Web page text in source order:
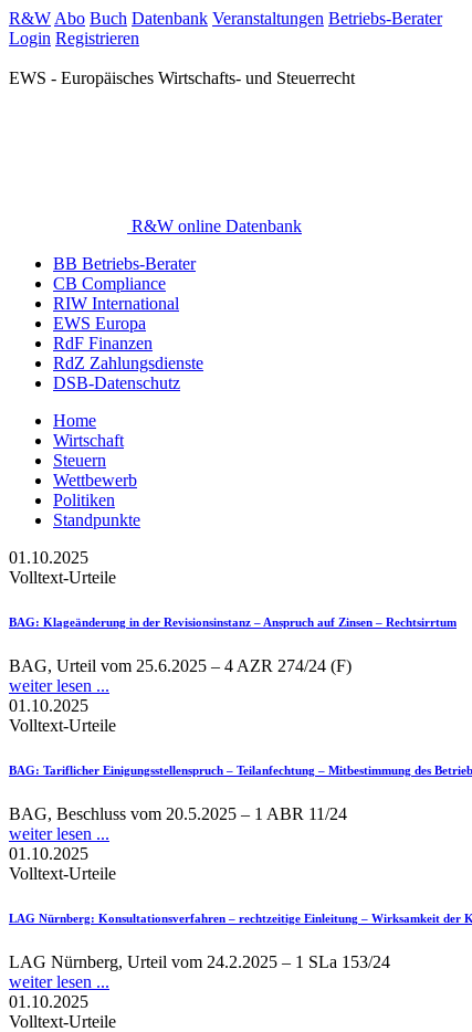
R&W Abo Buch Datenbank Veranstaltungen Betriebs-Berater
Login Registrieren
EWS - Europäisches Wirtschafts- und Steuerrecht
R&W online Datenbank
BB Betriebs-Berater
CB Compliance
RIW International
EWS Europa
RdF Finanzen
RdZ Zahlungsdienste
DSB-Datenschutz
Home
Wirtschaft
Steuern
Wettbewerb
Politiken
Standpunkte
01.10.2025
Volltext-Urteile
BAG: Klageänderung in der Revisionsinstanz – Anspruch auf Zinsen – Rechtsirrtum
BAG, Urteil vom 25.6.2025 – 4 AZR 274/24 (F)
weiter lesen ...
01.10.2025
Volltext-Urteile
BAG: Tariflicher Einigungsstellenspruch – Teilanfechtung – Mitbestimmung des
BAG, Beschluss vom 20.5.2025 – 1 ABR 11/24
weiter lesen ...
01.10.2025
Volltext-Urteile
LAG Nürnberg: Konsultationsverfahren – rechtzeitige Einleitung – Wirksamkeit der
LAG Nürnberg, Urteil vom 24.2.2025 – 1 SLa 153/24
weiter lesen ...
01.10.2025
Volltext-Urteile